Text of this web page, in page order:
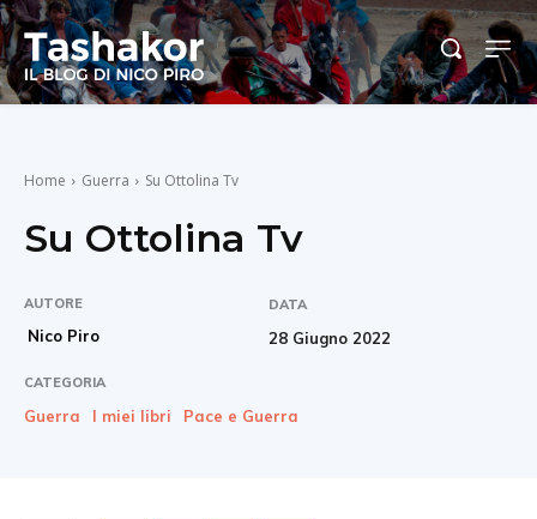
Home Guerra Su Ottolina Tv
Su Ottolina Tv
AUTORE
Nico Piro
DATA
28 Giugno 2022
CATEGORIA
Guerra I miei libri Pace e Guerra